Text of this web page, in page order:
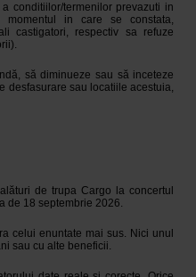
conditiilor/termenilor prevazuti in
momentul in care se constata,
castigatori, respectiv sa refuze
să diminueze sau să inceteze
desfasurare sau locatiile acestuia,
de trupa Cargo la concertul
de 18 septembrie 2026.
celui enuntate mai sus. Nici unul
sau cu alte beneficii.